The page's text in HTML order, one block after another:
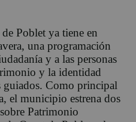
Poblet ya tiene en
una programación
y a las personas
y la identidad
guiados. Como principal
el municipio estrena dos
Patrimonio